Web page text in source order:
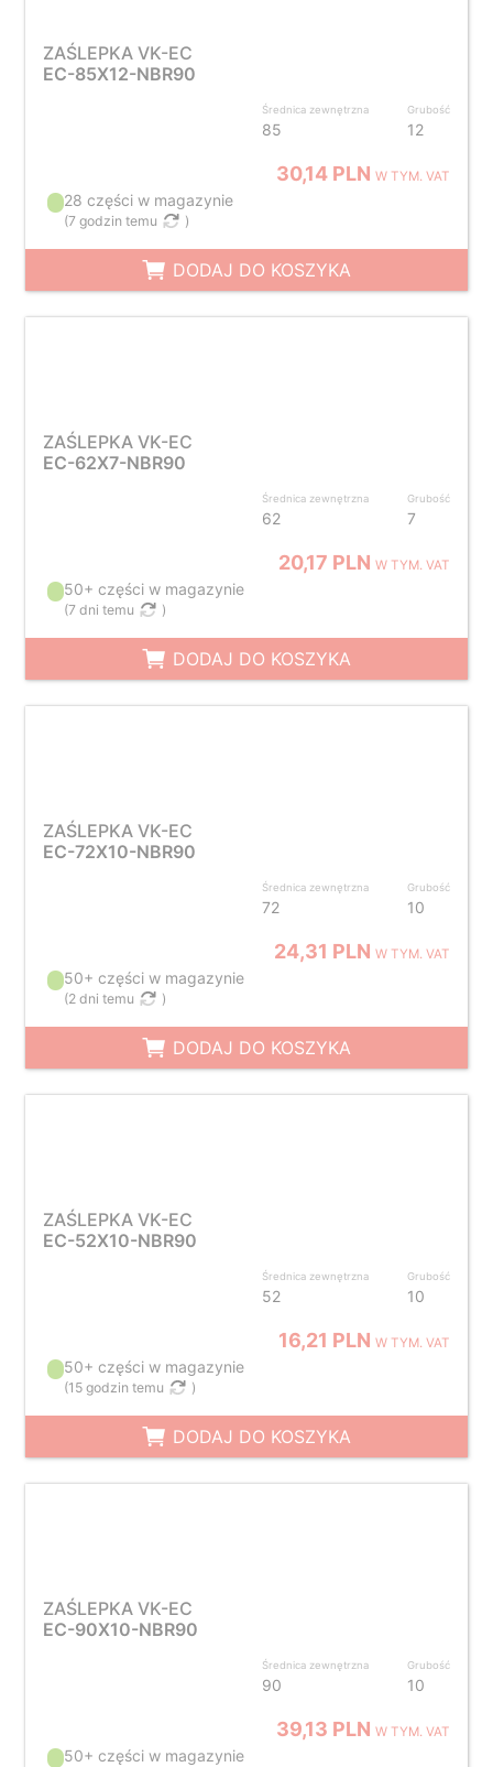
ZAŚLEPKA VK-EC
EC-85X12-NBR90
Średnica zewnętrzna
85
Grubość
12
30,14 PLNW TYM. VAT
28 części w magazynie
(7 godzin temu )
DODAJ DO KOSZYKA
ZAŚLEPKA VK-EC
EC-62X7-NBR90
Średnica zewnętrzna
62
Grubość
7
20,17 PLNW TYM. VAT
50+ części w magazynie
(7 dni temu )
DODAJ DO KOSZYKA
ZAŚLEPKA VK-EC
EC-72X10-NBR90
Średnica zewnętrzna
72
Grubość
10
24,31 PLNW TYM. VAT
50+ części w magazynie
(2 dni temu )
DODAJ DO KOSZYKA
ZAŚLEPKA VK-EC
EC-52X10-NBR90
Średnica zewnętrzna
52
Grubość
10
16,21 PLNW TYM. VAT
50+ części w magazynie
(15 godzin temu )
DODAJ DO KOSZYKA
ZAŚLEPKA VK-EC
EC-90X10-NBR90
Średnica zewnętrzna
90
Grubość
10
39,13 PLNW TYM. VAT
50+ części w magazynie